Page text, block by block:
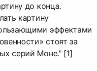
до конца.
картину
эффектами
стоят за
серий Моне." [1]